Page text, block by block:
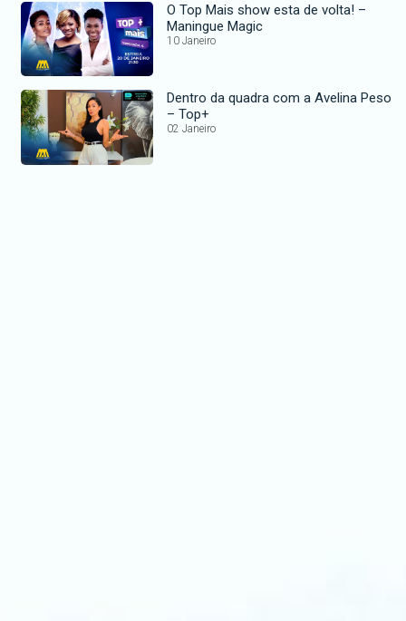
O Top Mais show esta de volta! –
Maningue Magic
10 Janeiro
Dentro da quadra com a Avelina Peso
– Top+
02 Janeiro